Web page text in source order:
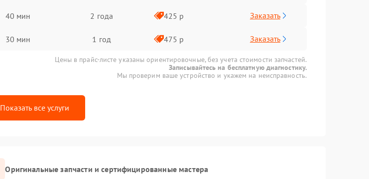
40 мин 2 года 425 р Заказать
30 мин 1 год 475 р Заказать
Цены в прайс-листе указаны ориентировочные, без учета стоимости запчастей.
Записывайтесь на бесплатную диагностику.
Мы проверим ваше устройство и укажем на неисправность.
Показать все услуги
Оригинальные запчасти и сертифицированные мастера